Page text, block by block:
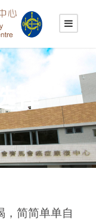
择
，简简单单自